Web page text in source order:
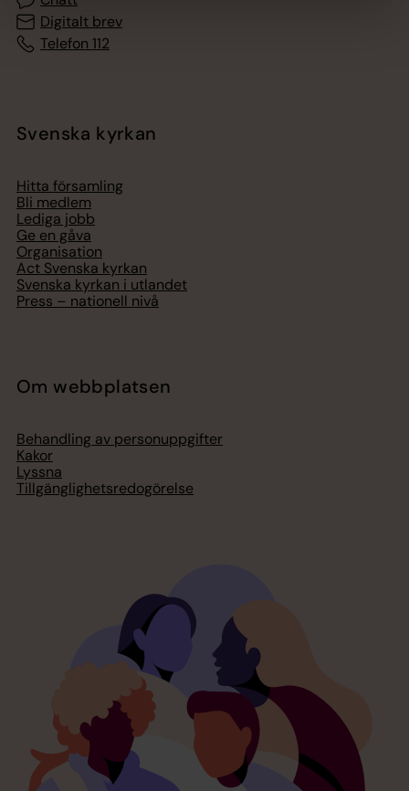
Digitalt brev
Telefon 112
Svenska kyrkan
Hitta församling
Bli medlem
Lediga jobb
Ge en gåva
Organisation
Act Svenska kyrkan
Svenska kyrkan i utlandet
Press – nationell nivå
Om webbplatsen
Behandling av personuppgifter
Kakor
Lyssna
Tillgänglighetsredogörelse